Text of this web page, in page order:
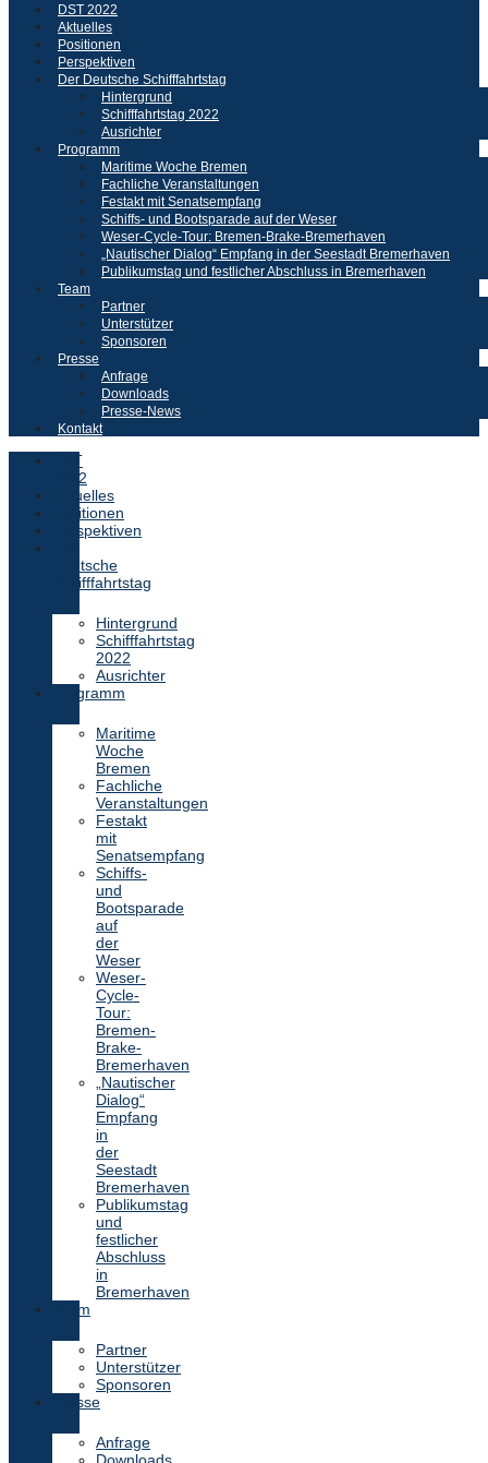
DST 2022
Aktuelles
Positionen
Perspektiven
Der Deutsche Schifffahrtstag
Hintergrund
Schifffahrtstag 2022
Ausrichter
Programm
Maritime Woche Bremen
Fachliche Veranstaltungen
Festakt mit Senatsempfang
Schiffs- und Bootsparade auf der Weser
Weser-Cycle-Tour: Bremen-Brake-Bremerhaven
„Nautischer Dialog“ Empfang in der Seestadt Bremerhaven
Publikumstag und festlicher Abschluss in Bremerhaven
Team
Partner
Unterstützer
Sponsoren
Presse
Anfrage
Downloads
Presse-News
Kontakt
DST
2022
Aktuelles
Positionen
Perspektiven
Deutsche
Schifffahrtstag
Hintergrund
Schifffahrtstag
2022
Ausrichter
Programm
Maritime
Woche
Bremen
Fachliche
Veranstaltungen
Festakt
mit
Senatsempfang
Schiffs-
und
Bootsparade
auf
der
Weser
Weser-
Cycle-
Tour:
Bremen-
Brake-
Bremerhaven
„Nautischer
Dialog“
Empfang
in
der
Seestadt
Bremerhaven
Publikumstag
und
festlicher
Abschluss
in
Bremerhaven
Team
Partner
Unterstützer
Sponsoren
Presse
Anfrage